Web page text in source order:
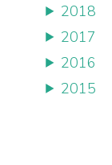
2018
2017
2016
2015